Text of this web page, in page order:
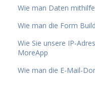
Wie man Daten
Wie man die Form
Wie Sie unsere IP-
MoreApp
Wie man die E-Mail-